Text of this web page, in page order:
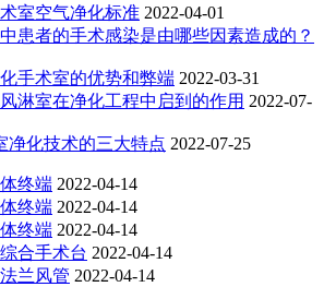
室空气净化标准 2022-04-01
患者的手术感染是由哪些因素造成的？
手术室的优势和弊端 2022-03-31
淋室在净化工程中启到的作用 2022-07-
净化技术的三大特点 2022-07-25
终端 2022-04-14
终端 2022-04-14
终端 2022-04-14
合手术台 2022-04-14
兰风管 2022-04-14